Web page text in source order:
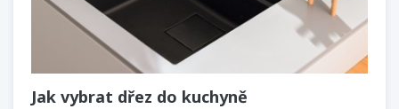
Jak vybrat dřez do kuchyně